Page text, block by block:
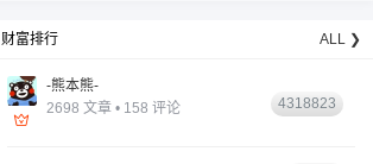
财富排行 ALL ❯
-熊本熊-
2698 文章 • 158 评论
4318823